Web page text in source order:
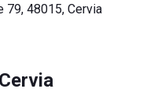
79, 48015, Cervia